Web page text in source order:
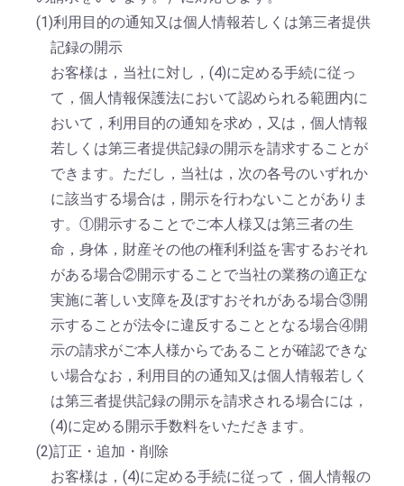
(1)利用目的の通知又は個人情報若しくは第三者提供
記録の開示
お客様は，当社に対し，(4)に定める手続に従っ
て，個人情報保護法において認められる範囲内に
おいて，利用目的の通知を求め，又は，個人情報
若しくは第三者提供記録の開示を請求することが
できます。ただし，当社は，次の各号のいずれか
に該当する場合は，開示を行わないことがありま
す。①開示することでご本人様又は第三者の生
命，身体，財産その他の権利利益を害するおそれ
がある場合②開示することで当社の業務の適正な
実施に著しい支障を及ぼすおそれがある場合③開
示することが法令に違反することとなる場合④開
示の請求がご本人様からであることが確認できな
い場合なお，利用目的の通知又は個人情報若しく
は第三者提供記録の開示を請求される場合には，
(4)に定める開示手数料をいただきます。
(2)訂正・追加・削除
お客様は，(4)に定める手続に従って，個人情報の